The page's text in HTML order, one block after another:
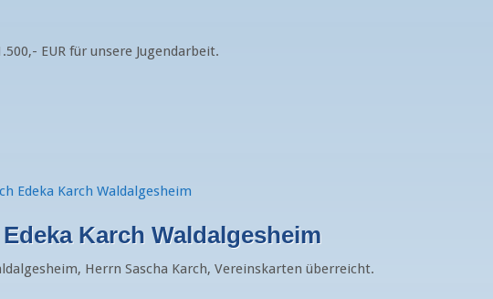
EUR für unsere Jugendarbeit.
Karch Waldalgesheim
Herrn Sascha Karch, Vereinskarten überreicht.